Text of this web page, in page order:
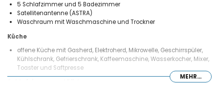
5 Schlafzimmer und 5 Badezimmer
Satellitenantenne (ASTRA)
Waschraum mit Waschmaschine und Trockner
Küche
offene Küche mit Gasherd, Elektroherd, Mikrowelle, Geschirrspüler,
Kühlschrank, Gefrierschrank, Kaffeemaschine, Wasserkocher, Mixer,
Toaster und Saftpresse
MEHR...